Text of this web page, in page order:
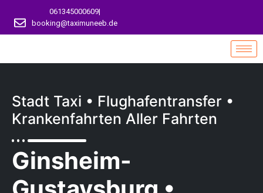
061345000609|
booking@taximuneeb.de
Stadt Taxi • Flughafentransfer •
Krankenfahrten Aller Fahrten
Ginsheim-